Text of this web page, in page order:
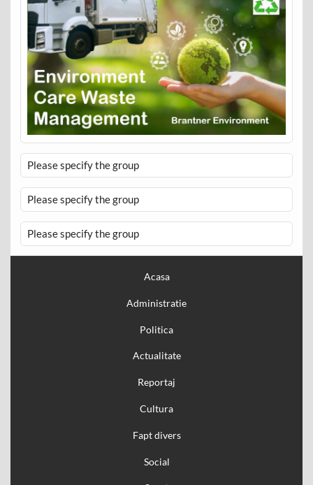
Please specify the group
Please specify the group
Please specify the group
Acasa
Administratie
Politica
Actualitate
Reportaj
Cultura
Fapt divers
Social